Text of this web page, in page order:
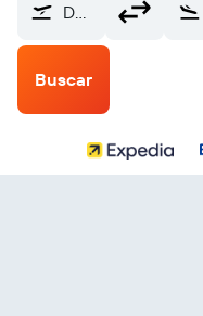
Dougherty County (ABY)
Buscar